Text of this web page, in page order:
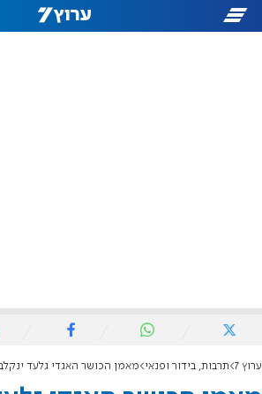
ערוץ 7 תרבות, בידור ופנאי מאמן הכושר האגדי גלעד ינקלביץ'